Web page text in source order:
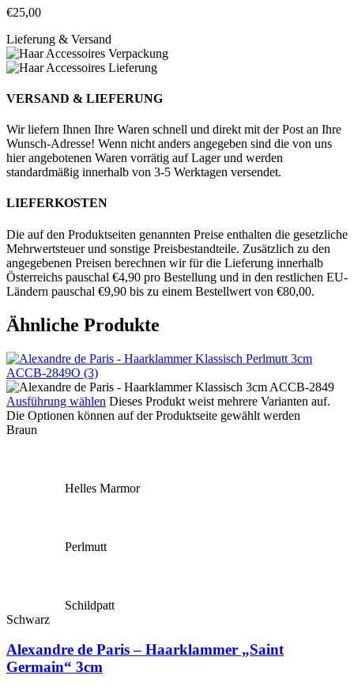
€25,00
Lieferung & Versand
VERSAND & LIEFERUNG
Wir liefern Ihnen Ihre Waren schnell und direkt mit der Post an Ihre
Wunsch-Adresse! Wenn nicht anders angegeben sind die von uns
hier angebotenen Waren vorrätig auf Lager und werden
standardmäßig innerhalb von 3-5 Werktagen versendet.
LIEFERKOSTEN
Die auf den Produktseiten genannten Preise enthalten die gesetzliche
Mehrwertsteuer und sonstige Preisbestandteile. Zusätzlich zu den
angegebenen Preisen berechnen wir für die Lieferung innerhalb
Österreichs pauschal €4,90 pro Bestellung und in den restlichen EU-
Ländern pauschal €9,90 bis zu einem Bestellwert von €80,00.
Ähnliche Produkte
Ausführung wählen Dieses Produkt weist mehrere Varianten auf.
Die Optionen können auf der Produktseite gewählt werden
Braun
Helles Marmor
Perlmutt
Schildpatt
Schwarz
Alexandre de Paris – Haarklammer „Saint
Germain“ 3cm